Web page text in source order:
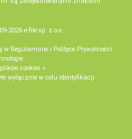
2026 e-file sp. z o.o.
w Regulaminie i Polityce Prywatności
cookies »
wyłącznie w celu identyfikacji.